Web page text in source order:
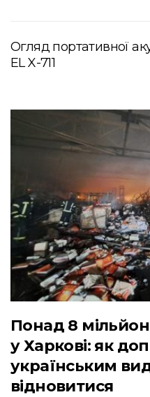
Огляд портативної
EL X-711
Понад 8
у Харкові: як
українським
відновитися